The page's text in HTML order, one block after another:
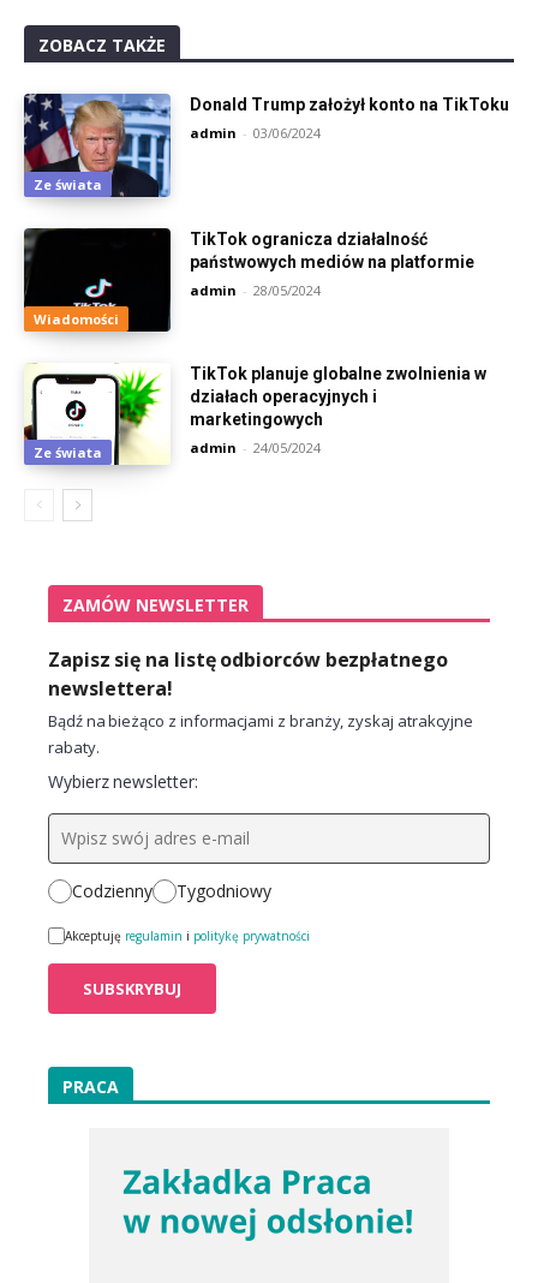
ZOBACZ TAKŻE
Ze świata
Donald Trump założył konto na TikToku
admin - 03/06/2024
Wiadomości
TikTok ogranicza działalność
państwowych mediów na platformie
admin - 28/05/2024
Ze świata
TikTok planuje globalne zwolnienia w
działach operacyjnych i
marketingowych
admin - 24/05/2024
ZAMÓW NEWSLETTER
Zapisz się na listę odbiorców bezpłatnego
newslettera!
Bądź na bieżąco z informacjami z branży, zyskaj atrakcyjne
rabaty.
Wybierz newsletter:
Codzienny Tygodniowy
Akceptuję regulamin i politykę prywatności
PRACA